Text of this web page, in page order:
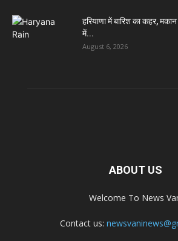
हरियाणा में बारिश का कहर,
में...
August 6, 2026
ABOUT US
Welcome To News
Contact us: